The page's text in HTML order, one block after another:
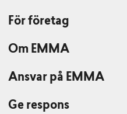
För företag
Om EMMA
Ansvar på EMMA
Ge respons